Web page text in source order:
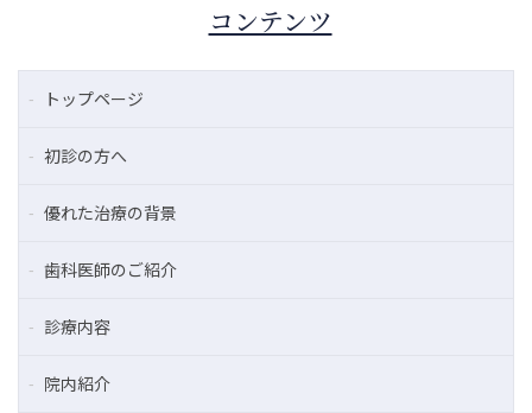
コンテンツ
トップページ
初診の方へ
優れた治療の背景
歯科医師のご紹介
診療内容
院内紹介